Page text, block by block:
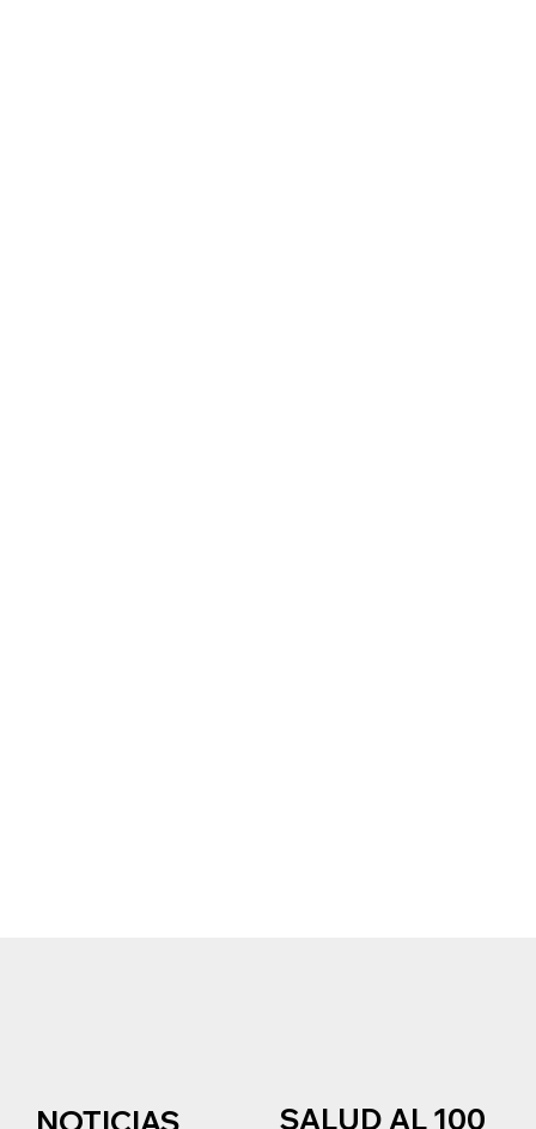
NOTICIAS SALUD AL 100